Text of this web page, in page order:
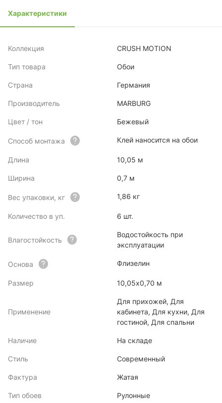
Характеристики
Коллекция CRUSH MOTION
Тип товара Обои
Страна Германия
Производитель MARBURG
Цвет / тон Бежевый
Способ монтажа Клей наносится на обои
Длина 10,05 м
Ширина 0,7 м
Вес упаковки, кг 1,86 кг
Количество в уп. 6 шт.
Влагостойкость
Водостойкость при
эксплуатации
Основа Флизелин
Размер 10,05х0,70 м
Применение
Для прихожей, Для
кабинета, Для кухни, Для
гостиной, Для спальни
Наличие На складе
Стиль Современный
Фактура Жатая
Тип обоев Рулонные